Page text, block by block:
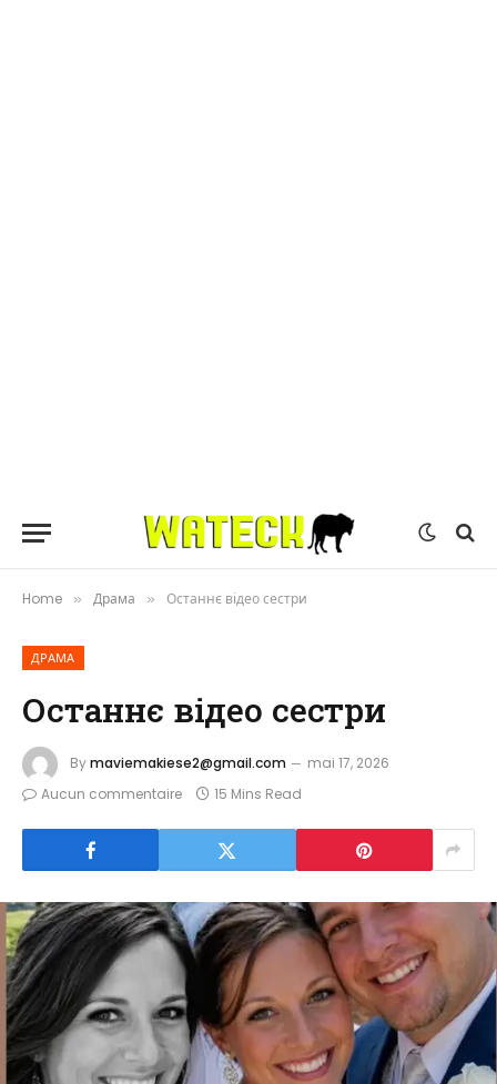
Home » Драма » Останнє відео сестри
ДРАМА
Останнє відео сестри
Bymaviemakiese2@gmail.com
mai 17, 2026
Aucun commentaire
15 Mins Read